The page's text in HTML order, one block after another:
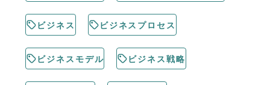
ビジネス ビジネスプロセス
ビジネスモデル ビジネス戦略